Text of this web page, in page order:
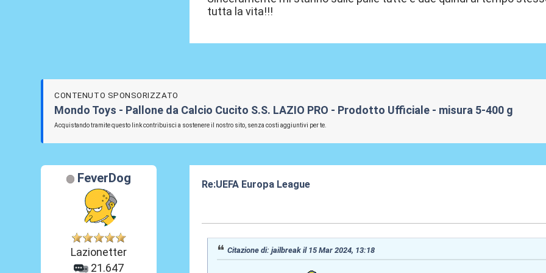
tutta la vita!!!
CONTENUTO SPONSORIZZATO
Mondo Toys - Pallone da Calcio Cucito S.S. LAZIO PRO - Prodotto Ufficiale - misura 5-400 g
Acquistando tramite questo link contribuisci a sostenere il nostro sito, senza costi aggiuntivi per te.
FeverDog
Lazionetter
21.647
Re:UEFA Europa League
Citazione di: jailbreak il 15 Mar 2024, 13:18